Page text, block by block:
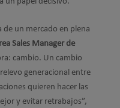
de un mercado en plena
Sales Manager de
cambio. Un cambio
generacional entre
quieren hacer las
y evitar retrabajos”,